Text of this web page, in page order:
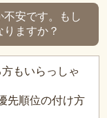
安です。もし
ますか？
もいらっしゃ
先順位の付け方